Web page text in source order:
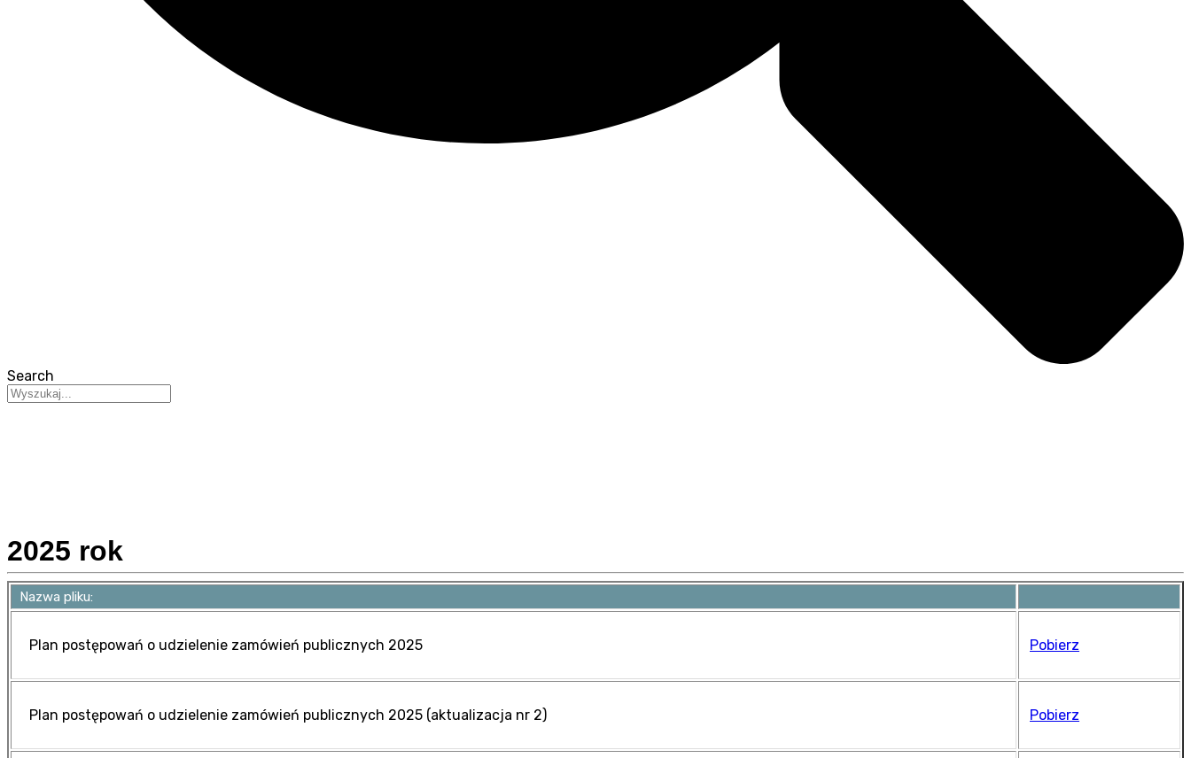
Search
2025 rok
Nazwa pliku:
Plan postępowań o udzielenie zamówień publicznych 2025 Pobierz
Plan postępowań o udzielenie zamówień publicznych 2025 (aktualizacja nr 2) Pobierz